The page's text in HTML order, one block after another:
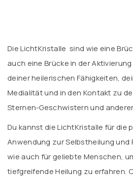
Die LichtKristalle sind wie eine
auch eine Brücke in der
deiner heilerischen Fähigkeiten,
Medialität und in den Kontakt zu
Sternen-Geschwistern und
Du kannst die LichtKristalle für die
Anwendung zur Selbstheilung und
wie auch für geliebte Menschen,
tiefgreifende Heilung zu erfahren.